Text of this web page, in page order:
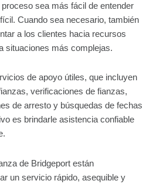
sea más fácil de entender
Cuando sea necesario, también
a los clientes hacia recursos
situaciones más complejas.
de apoyo útiles, que incluyen
verificaciones de fianzas,
de arresto y búsquedas de fechas
es brindarle asistencia confiable
de Bridgeport están
un servicio rápido, asequible y